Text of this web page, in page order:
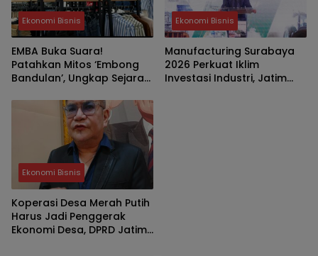
Ekonomi Bisnis
EMBA Buka Suara!
Patahkan Mitos ‘Embong
Bandulan’, Ungkap Sejarah
Malang
Ekonomi Bisnis
Manufacturing Surabaya
2026 Perkuat Iklim
Investasi Industri, Jatim
Ekonomi Bisnis
Koperasi Desa Merah Putih
Harus Jadi Penggerak
Ekonomi Desa, DPRD Jatim: